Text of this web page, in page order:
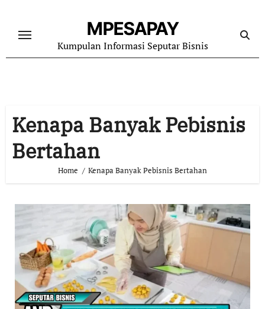
content
MPESAPAY
Kumpulan Informasi Seputar Bisnis
Kenapa Banyak Pebisnis
Bertahan
Home Kenapa Banyak Pebisnis Bertahan